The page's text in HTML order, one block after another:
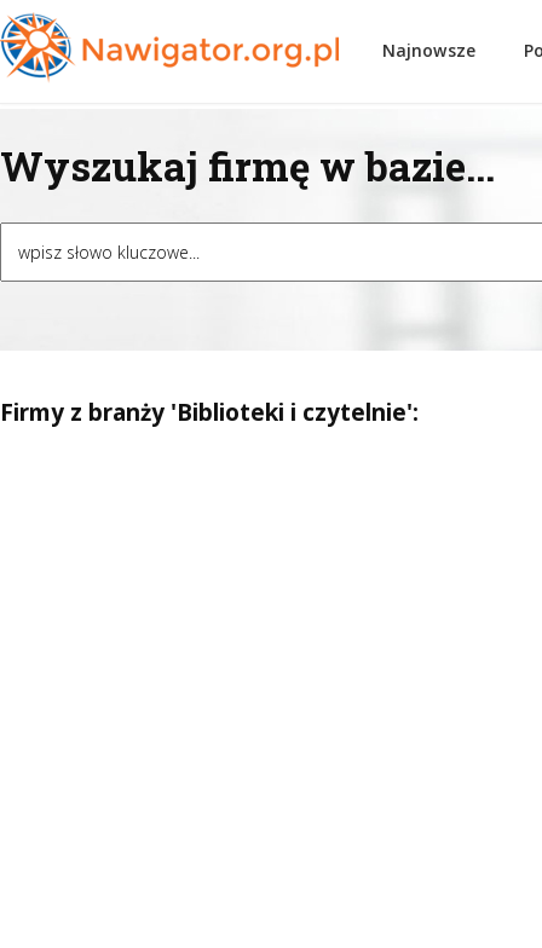
Najnowsze
Wyszukaj firmę w bazie...
Firmy z branży 'Biblioteki i czytelnie':